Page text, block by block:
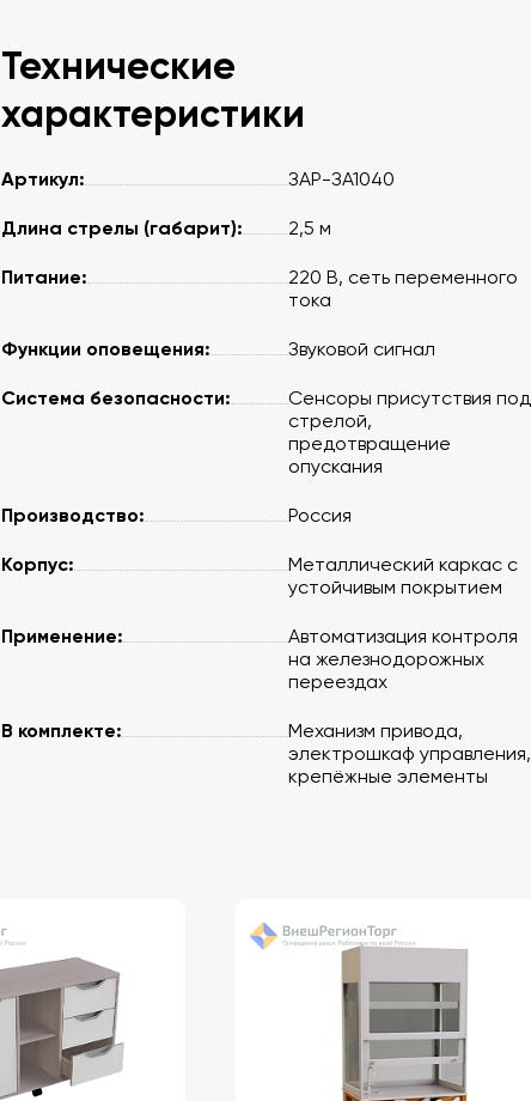
Технические
характеристики
Артикул: ЗАР-ЗА1040
Длина стрелы (габарит): 2,5 м
Питание:
220 В, сеть переменного
тока
Функции оповещения: Звуковой сигнал
Система безопасности:
Сенсоры присутствия под
стрелой,
предотвращение
опускания
Производство: Россия
Корпус:
Металлический каркас с
устойчивым покрытием
Применение:
Автоматизация контроля
на железнодорожных
переездах
В комплекте:
Механизм привода,
электрошкаф управления,
крепёжные элементы